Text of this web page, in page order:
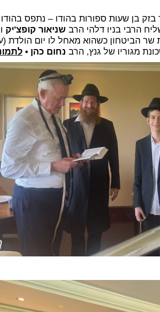
בזק בן שעות ספורות בהודו – נתפס
הרבי בניו דלהי הרב שניאור קופצ'יק
הביטחון כשהוא מאחל לו יום הולדת
מגוריו של גנץ, הרב נחום כהן •